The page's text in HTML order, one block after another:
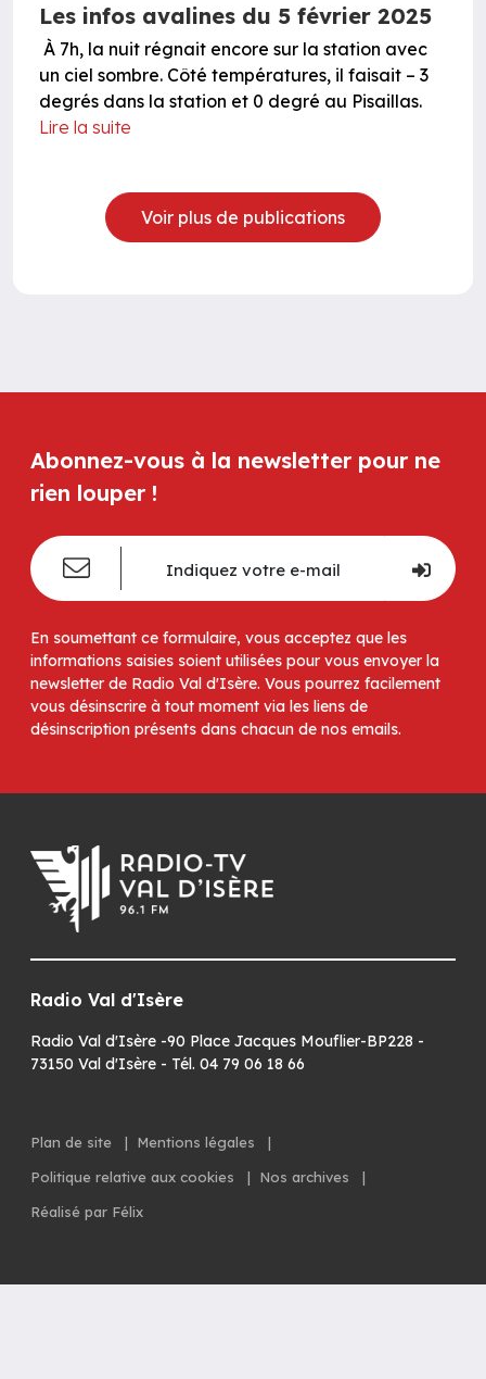
Les infos avalines du 5 février 2025
À 7h, la nuit régnait encore sur la station avec
un ciel sombre. Côté températures, il faisait – 3
degrés dans la station et 0 degré au Pisaillas.
Lire la suite
Voir plus de publications
Abonnez-vous à la newsletter pour ne
rien louper !
En soumettant ce formulaire, vous acceptez que les
informations saisies soient utilisées pour vous envoyer la
newsletter de Radio Val d'Isère. Vous pourrez facilement
vous désinscrire à tout moment via les liens de
désinscription présents dans chacun de nos emails.
Radio Val d'Isère
Radio Val d'Isère -90 Place Jacques Mouflier-BP228 -
73150 Val d'Isère - Tél. 04 79 06 18 66
Plan de site | Mentions légales
|
Politique relative aux cookies
| Nos archives
|
Réalisé par Félix